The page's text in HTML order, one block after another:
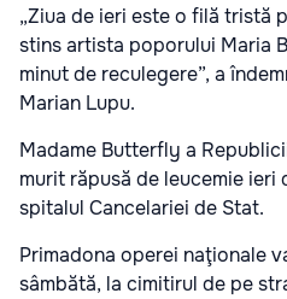
„Ziua de ieri este o filă tristă
stins artista poporului Maria
minut de reculegere”, a
Marian Lupu.
Madame Butterfly a
murit răpusă de leucemie ieri
spitalul Cancelariei de Stat.
Primadona operei naţionale
sâmbătă, la cimitirul de pe